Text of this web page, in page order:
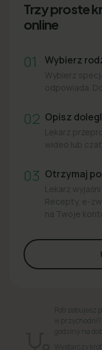
Trzy proste
online
01 Wybierz
Wybierz
odpowiada.
02 Opisz
Lekarz
wideo lub
03 Otrzymaj
Lekarz
Recepty, e-
na Twoje
Potrzebujesz
w przychodni?
godziny na
Wystarczy